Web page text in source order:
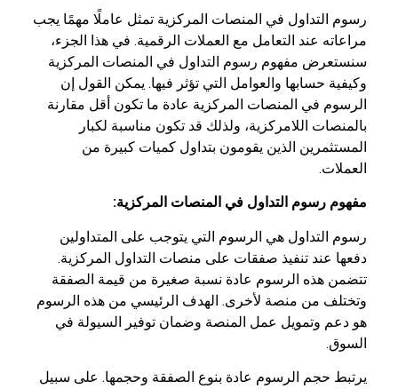
رسوم التداول في المنصات المركزية تمثل عاملًا مهمًا يجب
مراعاته عند التعامل مع العملات الرقمية. في هذا الجزء،
سنستعرض مفهوم رسوم التداول في المنصات المركزية
وكيفية حسابها والعوامل التي تؤثر فيها. يمكن القول إن
الرسوم في المنصات المركزية عادة ما تكون أقل مقارنة
بالمنصات اللامركزية، ولذلك قد تكون مناسبة لكبار
المستثمرين الذين يقومون بتداول كميات كبيرة من
العملات.
مفهوم رسوم التداول في المنصات المركزية:
رسوم التداول هي الرسوم التي يتوجب على المتداولين
دفعها عند تنفيذ صفقات على منصات التداول المركزية.
تتضمن هذه الرسوم عادة نسبة صغيرة من قيمة الصفقة
وتختلف من منصة لأخرى. الهدف الرئيسي من هذه الرسوم
هو دعم وتمويل عمل المنصة وضمان توفير السيولة في
السوق.
يرتبط حجم الرسوم عادة بنوع الصفقة وحجمها. على سبيل